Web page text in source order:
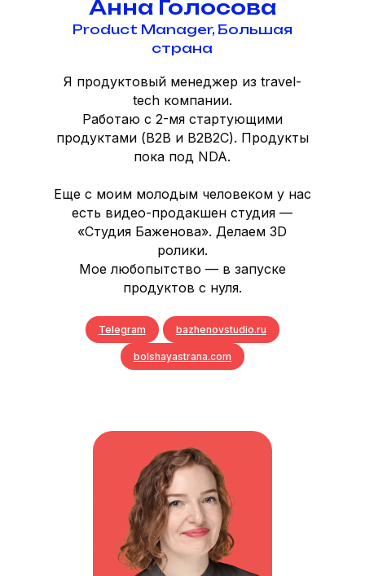
Анна Голосова
Product Manager, Большая
страна
Я продуктовый менеджер из travel-
tech компании.
Работаю с 2-мя стартующими
продуктами (B2B и B2B2C). Продукты
пока под NDA.
Еще с моим молодым человеком у нас
есть видео-продакшен студия —
«Студия Баженова». Делаем 3D
ролики.
Мое любопытство — в запуске
продуктов с нуля.
Telegram bazhenovstudio.ru
bolshayastrana.com